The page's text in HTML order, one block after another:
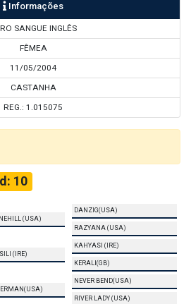
Informações
SANGUE INGLÊS
FÊMEA
11/05/2004
CASTANHA
REG.: 1.015075
10
(USA)
DANZIG(USA)
RAZYANA (USA)
(IRE)
KAHYASI (IRE)
KERALI(GB)
NEVER BEND(USA)
RIVER LADY (USA)